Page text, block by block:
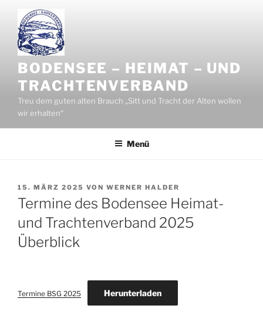
Inhalt
springen
BODENSEE – HEIMAT – UND
TRACHTENVERBAND
Treu dem guten alten Brauch „Sitt und Tracht der Alten wollen
wir erhalten“
Menü
VERÖFFENTLICHT
AM
15. MÄRZ 2025 VON WERNER HALDER
Termine des Bodensee Heimat-
und Trachtenverband 2025
Überblick
Termine BSG 2025 Herunterladen